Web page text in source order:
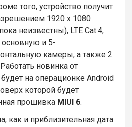
того, устройство получит
1920 х 1080
неизвестны), LTE Cat.4,
и 5-
камеры, а также 2
новинка от
на операционке Android
которой будет
прошивка MIUI 6.
как и приблизительная дата